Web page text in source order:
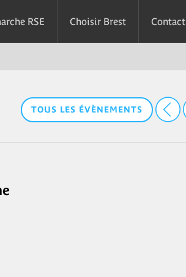
RSE Choisir Brest Contact
TOUS LES ÉVÈNEMENTS